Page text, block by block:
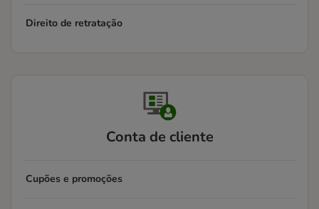
Direito de retratação
Conta de cliente
Cupões e promoções